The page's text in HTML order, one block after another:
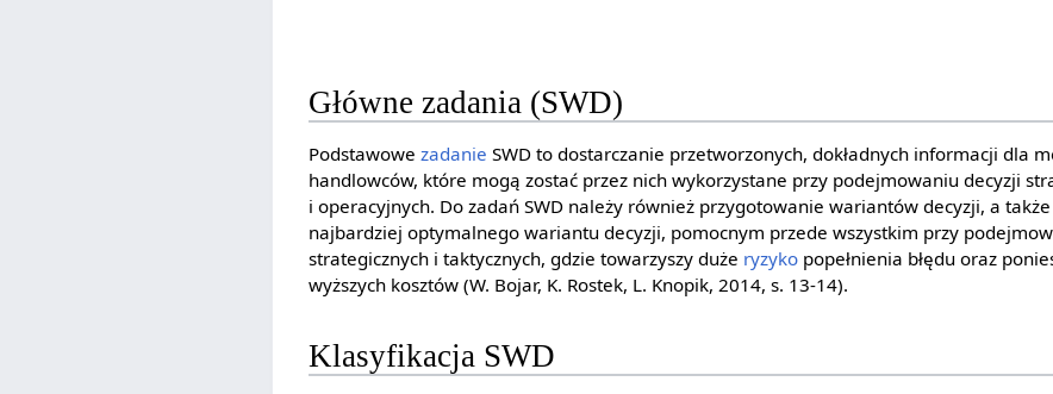
Główne zadania (SWD)
Podstawowezadanie SWD to dostarczanie przetworzonych, dokładnych informacji dla
handlowców, które mogą zostać przez nich wykorzystane przy podejmowaniu decyzji
i operacyjnych. Do zadań SWD należy również przygotowanie wariantów decyzji, a
najbardziej optymalnego wariantu decyzji, pomocnym przede wszystkim przy
strategicznych i taktycznych, gdzie towarzyszy duże ryzyko popełnienia błędu oraz
wyższych kosztów (W. Bojar, K. Rostek, L. Knopik, 2014, s. 13-14).
Klasyfikacja SWD